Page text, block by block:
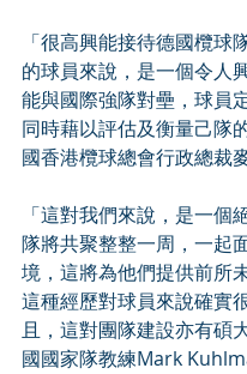
「很高興能接待德國欖球
的球員來說，是一個令人
能與國際強隊對壘，球員
同時藉以評估及衡量己隊
國香港欖球總會行政總裁
「這對我們來說，是一個
隊將共聚整整一周，一起
境，這將為他們提供前所
這種經歷對球員來說確實
且，這對團隊建設亦有碩
國國家隊教練Mark